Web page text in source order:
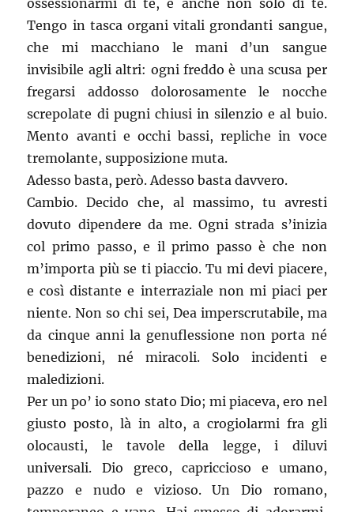
ossessionarmi di te, e anche non solo di te.
Tengo in tasca organi vitali grondanti sangue,
che mi macchiano le mani d’un sangue
invisibile agli altri: ogni freddo è una scusa per
fregarsi addosso dolorosamente le nocche
screpolate di pugni chiusi in silenzio e al buio.
Mento avanti e occhi bassi, repliche in voce
tremolante, supposizione muta.
Adesso basta, però. Adesso basta davvero.
Cambio. Decido che, al massimo, tu avresti
dovuto dipendere da me. Ogni strada s’inizia
col primo passo, e il primo passo è che non
m’importa più se ti piaccio. Tu mi devi piacere,
e così distante e interraziale non mi piaci per
niente. Non so chi sei, Dea imperscrutabile, ma
da cinque anni la genuflessione non porta né
benedizioni, né miracoli. Solo incidenti e
maledizioni.
Per un po’ io sono stato Dio; mi piaceva, ero nel
giusto posto, là in alto, a crogiolarmi fra gli
olocausti, le tavole della legge, i diluvi
universali. Dio greco, capriccioso e umano,
pazzo e nudo e vizioso. Un Dio romano,